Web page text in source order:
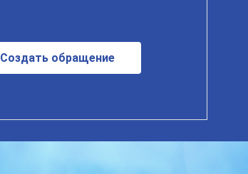
Создать обращение